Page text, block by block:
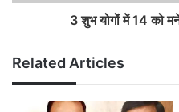
3 शुभ योगोंं में 14 को
Related Articles